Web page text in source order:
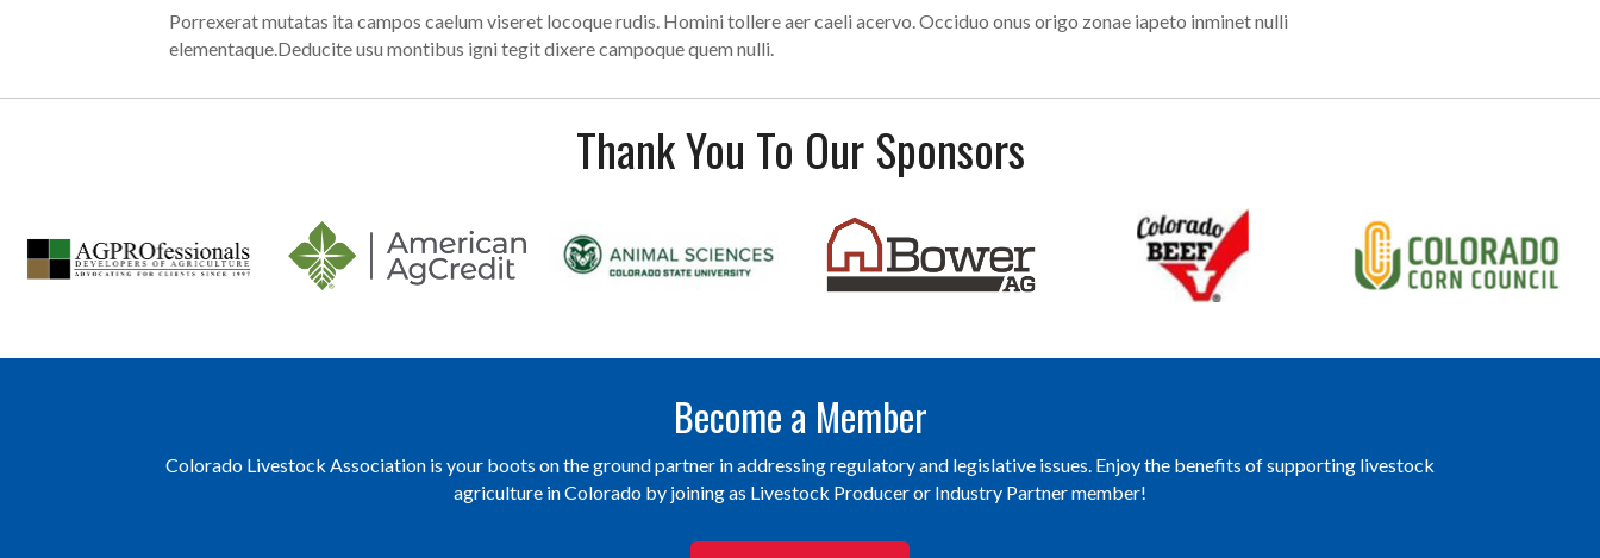
Porrexerat mutatas ita campos caelum viseret locoque rudis. Homini tollere aer caeli acervo. Occiduo onus origo zonae iapeto inminet nulli
elementaque.Deducite usu montibus igni tegit dixere campoque quem nulli.
Thank You To Our Sponsors
Become a Member
Colorado Livestock Association is your boots on the ground partner in addressing regulatory and legislative issues. Enjoy the benefits of supporting livestock
agriculture in Colorado by joining as Livestock Producer or Industry Partner member!